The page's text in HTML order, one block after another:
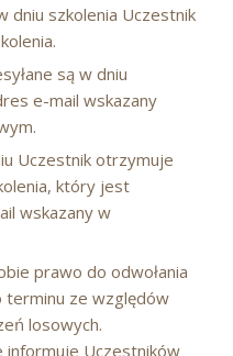
dniu szkolenia Uczestnik
są w dniu
e-mail wskazany
Uczestnik otrzymuje
który jest
wskazany w
prawo do odwołania
terminu ze względów
losowych.
informuje Uczestników